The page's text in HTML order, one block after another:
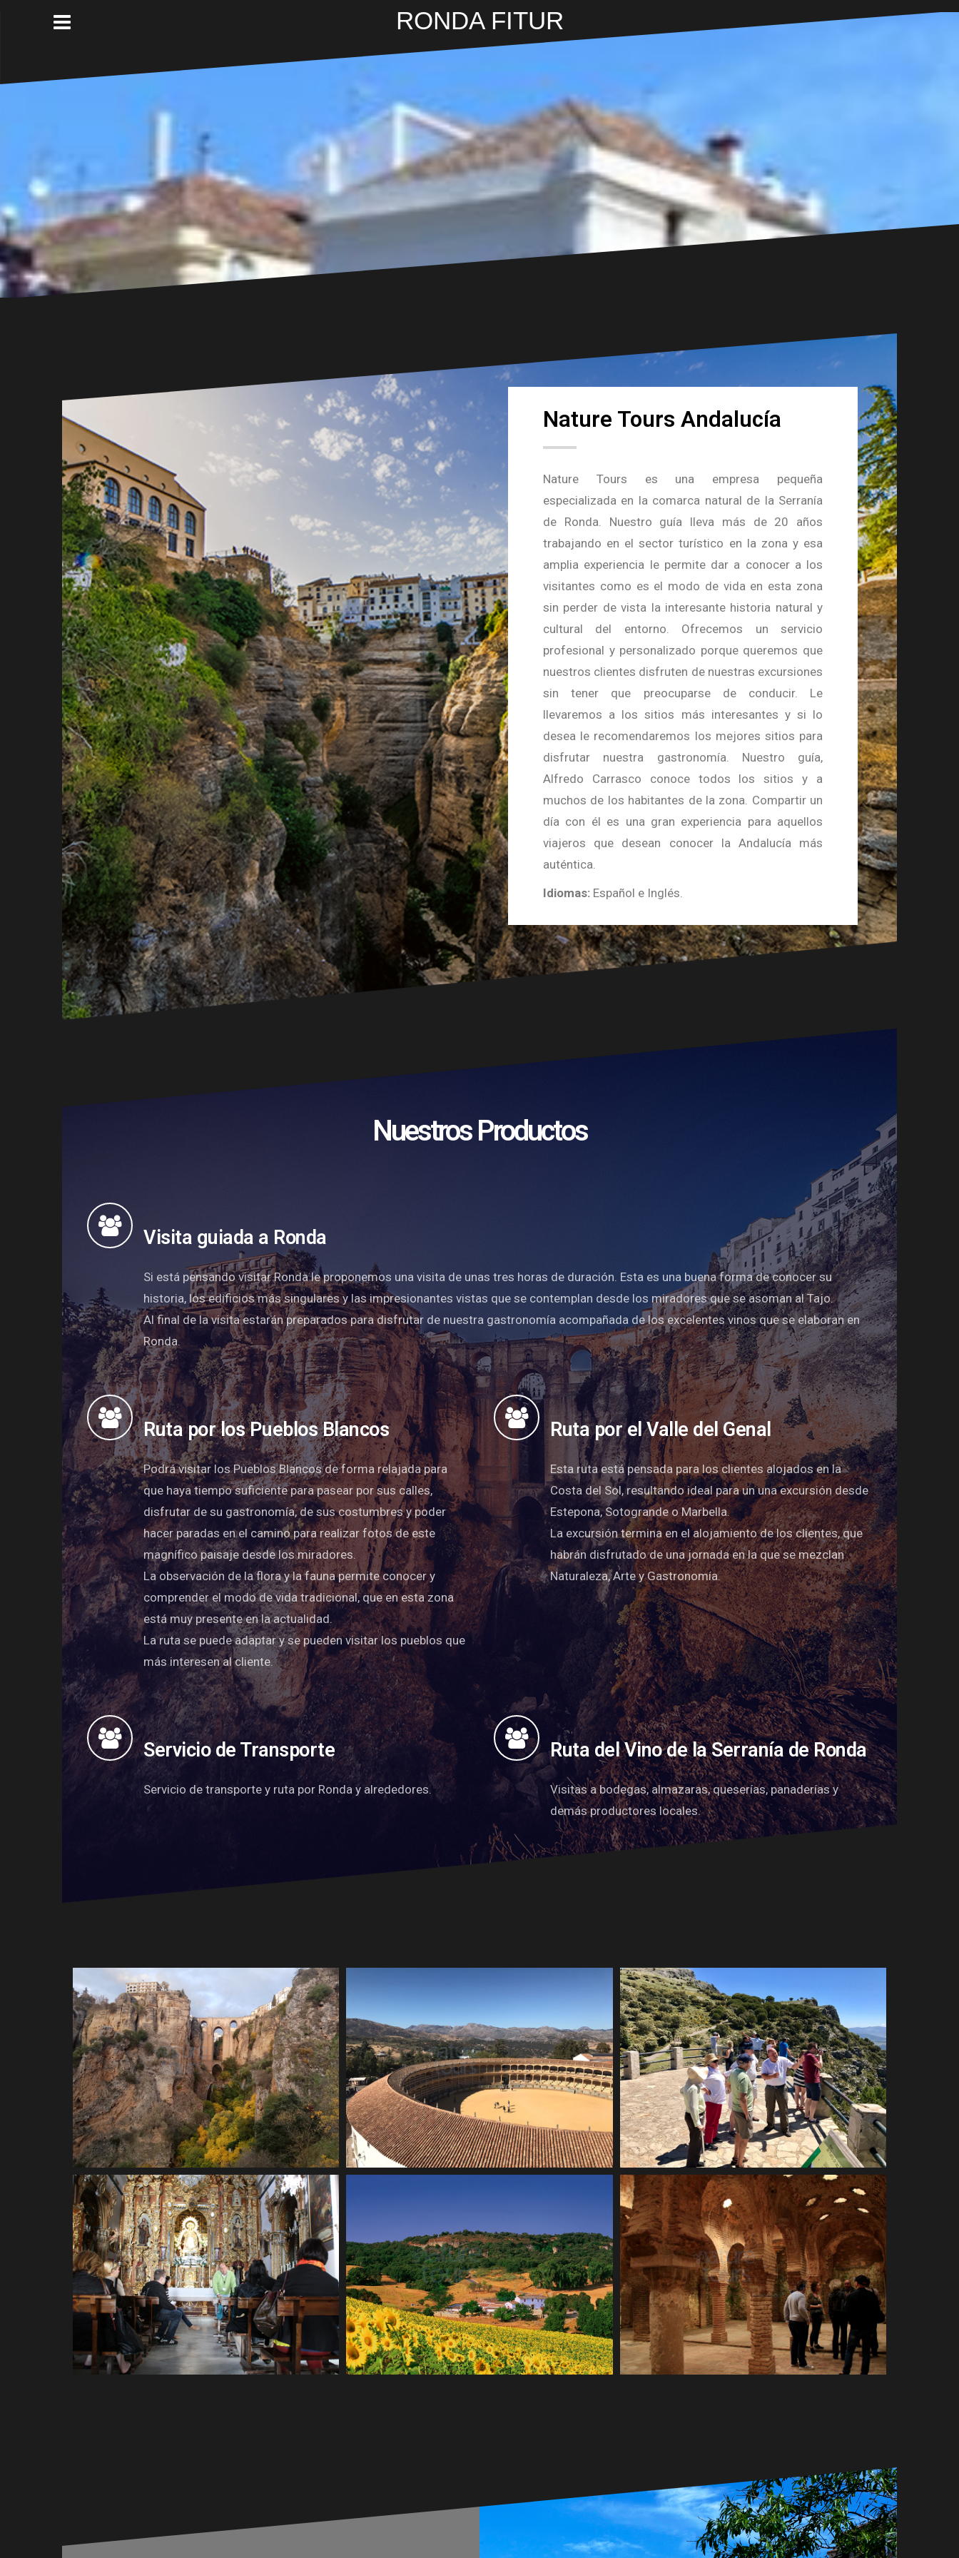
RONDA FITUR
Nature Tours Andalucía
Nature Tours es una empresa pequeña
especializada en la comarca natural de la Serranía
de Ronda. Nuestro guía lleva más de 20 años
trabajando en el sector turístico en la zona y esa
amplia experiencia le permite dar a conocer a los
visitantes como es el modo de vida en esta zona
sin perder de vista la interesante historia natural y
cultural del entorno. Ofrecemos un servicio
profesional y personalizado porque queremos que
nuestros clientes disfruten de nuestras excursiones
sin tener que preocuparse de conducir. Le
llevaremos a los sitios más interesantes y si lo
desea le recomendaremos los mejores sitios para
disfrutar nuestra gastronomía. Nuestro guía,
Alfredo Carrasco conoce todos los sitios y a
muchos de los habitantes de la zona. Compartir un
día con él es una gran experiencia para aquellos
viajeros que desean conocer la Andalucía más
auténtica.
Idiomas: Español e Inglés.
Nuestros Productos
Visita guiada a Ronda
Si está pensando visitar Ronda le proponemos una visita de unas tres horas de duración. Esta es una buena forma de conocer su
historia, los edificios más singulares y las impresionantes vistas que se contemplan desde los miradores que se asoman al Tajo.
Al final de la visita estarán preparados para disfrutar de nuestra gastronomía acompañada de los excelentes vinos que se elaboran en
Ronda.
Ruta por los Pueblos Blancos
Podrá visitar los Pueblos Blancos de forma relajada para
que haya tiempo suficiente para pasear por sus calles,
disfrutar de su gastronomía, de sus costumbres y poder
hacer paradas en el camino para realizar fotos de este
magnífico paisaje desde los miradores.
La observación de la flora y la fauna permite conocer y
comprender el modo de vida tradicional, que en esta zona
está muy presente en la actualidad.
La ruta se puede adaptar y se pueden visitar los pueblos que
más interesen al cliente.
Ruta por el Valle del Genal
Esta ruta está pensada para los clientes alojados en la
Costa del Sol, resultando ideal para un una excursión desde
Estepona, Sotogrande o Marbella.
La excursión termina en el alojamiento de los clientes, que
habrán disfrutado de una jornada en la que se mezclan
Naturaleza, Arte y Gastronomía.
Servicio de Transporte
Servicio de transporte y ruta por Ronda y alrededores.
Ruta del Vino de la Serranía de Ronda
Visitas a bodegas, almazaras, queserías, panaderías y
demás productores locales.